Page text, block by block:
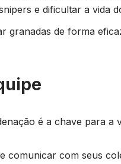
e dificultar a vida
granadas de forma
é a chave para a
comunicar com seus